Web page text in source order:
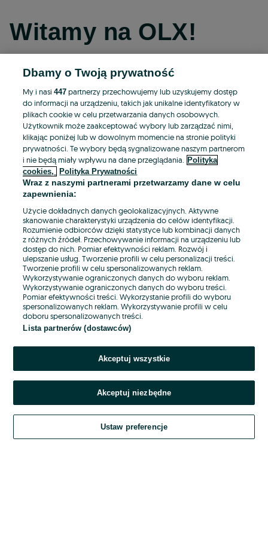
Witamy na OLX!
Kontynuuj przez Facebooka
Kontynuuj przez konto Apple
Kontynuuj przez konto Google
LUB
E-mail
Hasło
Nie pamiętasz hasła?
Zaloguj się
Kontynuując za pośrednictwem jednego z dostawców wskazanych powyżej,
Regulamin serwisu OLX.pl w jego aktualnym brzmieniu.
Dbamy o Twoją prywatność
My i nasi447 partnerzy przechowujemy lub uzyskujemy dostęp
do informacji na urządzeniu, takich jak unikalne identyfikatory w
plikach cookie w celu przetwarzania danych osobowych.
Użytkownik może zaakceptować wybory lub zarządzać nimi,
klikając poniżej lub w dowolnym momencie na stronie polityki
prywatności. Te wybory będą sygnalizowane naszym partnerom
i nie będą miały wpływu na dane przeglądania.
Polityka
cookies,
Polityka Prywatności
Wraz z naszymi partnerami przetwarzamy dane w celu
zapewnienia:
Użycie dokładnych danych geolokalizacyjnych. Aktywne
skanowanie charakterystyki urządzenia do celów identyfikacji.
Rozumienie odbiorców dzięki statystyce lub kombinacji danych
z różnych źródeł. Przechowywanie informacji na urządzeniu lub
dostęp do nich. Pomiar efektywności reklam. Rozwój i
ulepszanie usług. Tworzenie profili w celu personalizacji treści.
Tworzenie profili w celu spersonalizowanych reklam.
Wykorzystywanie ograniczonych danych do wyboru reklam.
Wykorzystywanie ograniczonych danych do wyboru treści.
Pomiar efektywności treści. Wykorzystanie profili do wyboru
spersonalizowanych reklam. Wykorzystywanie profili w celu
doboru spersonalizowanych treści.
Lista partnerów (dostawców)
Akceptuj wszystkie
Akceptuj niezbędne
Ustaw preferencje